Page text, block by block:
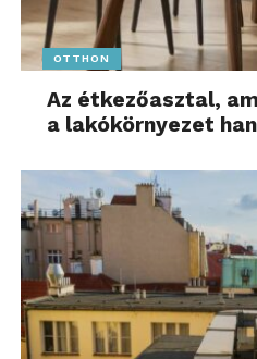
igazán – érdemes lesz
Hangolódj rá! További friss
1music.hufőoldalán!
híreket és csatlakozzon
OTTHON
Az étkezőasztal,
a lakókörnyezet